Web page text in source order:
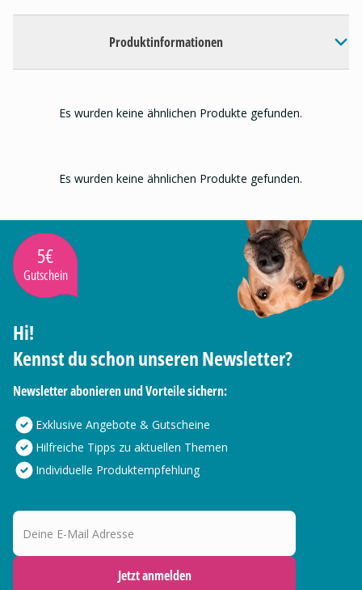
Produktinformationen
Es wurden keine ähnlichen Produkte gefunden.
Es wurden keine ähnlichen Produkte gefunden.
5€
Gutschein
Hi!
Kennst du schon unseren Newsletter?
Newsletter abonieren und Vorteile sichern:
Exklusive Angebote & Gutscheine
Hilfreiche Tipps zu aktuellen Themen
Individuelle Produktempfehlung
Deine E-Mail Adresse
Jetzt anmelden